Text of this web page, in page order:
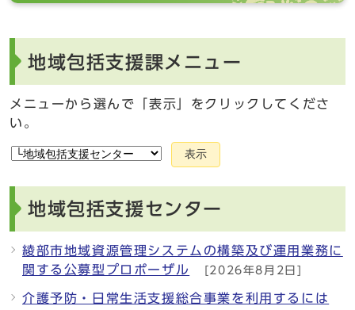
地域包括支援課メニュー
メニューから選んで「表示」をクリックしてくださ
い。
表示
地域包括支援センター
綾部市地域資源管理システムの構築及び運用業務に
関する公募型プロポーザル
[2026年8月2日]
介護予防・日常生活支援総合事業を利用するには